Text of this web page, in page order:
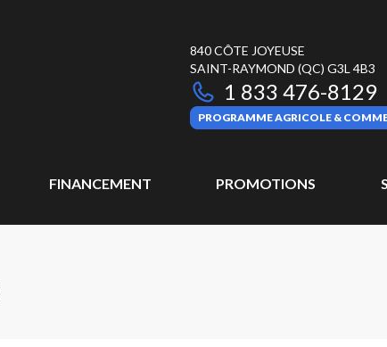
840 CÔTE JOYEUSE
SAINT-RAYMOND (QC) G3L 4B3
1 833 476-8129
PROGRAMME AGRICOLE &
FINANCEMENT PROMOTIONS